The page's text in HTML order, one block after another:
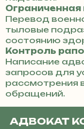
Ограниченная
Перевод
тыловые
состоянию
Контроль
Написание
запросов для
рассмотрения
обращений.
АДВОКАТ